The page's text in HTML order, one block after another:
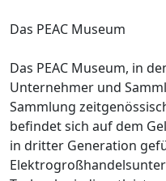
Das PEAC Museum
Das PEAC Museum, in
Unternehmer und
Sammlung
befindet sich auf dem
in dritter Generation